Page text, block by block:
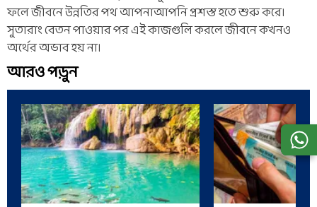
ফলে জীবনে উন্নতির পথ আপনাআপনি প্রশস্ত হতে শুরু করে।
সুতারাং বেতন পাওয়ার পর এই কাজগুলি করলে জীবনে কখনও
অর্থের অভাব হয় না।
আরও পড়ুন